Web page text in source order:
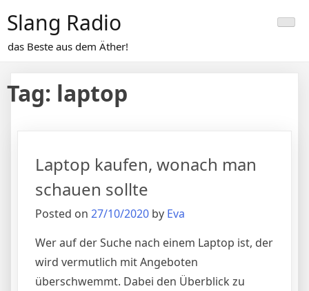
to
content
Slang Radio
das Beste aus dem Äther!
Tag: laptop
Laptop kaufen, wonach man
schauen sollte
Posted on 27/10/2020 by Eva
Wer auf der Suche nach einem Laptop ist, der
wird vermutlich mit Angeboten
überschwemmt. Dabei den Überblick zu